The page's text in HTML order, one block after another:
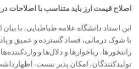
اصلاح قیمت ارز باید متناسب با اصلاحات
این استاد دانشگاه علامه طباطبایی، با
با شوک درمانی، فساد گسترده و عمیق و
رانتخورها، رباخوار‌ها و دلال‌ها و
تولیدکنندگان، امکان پذیر نیست،